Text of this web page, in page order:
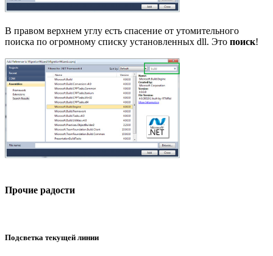
В правом верхнем углу есть спасение от утомительного
поиска по огромному списку установленных dll. Это поиск!
Прочие радости
Подсветка текущей линии